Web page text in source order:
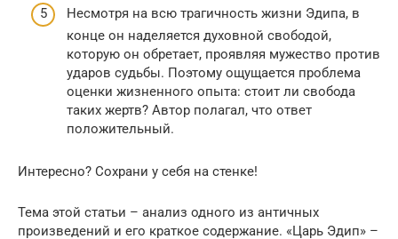
Несмотря на всю трагичность жизни Эдипа, в
конце он наделяется духовной свободой,
которую он обретает, проявляя мужество против
ударов судьбы. Поэтому ощущается проблема
оценки жизненного опыта: стоит ли свобода
таких жертв? Автор полагал, что ответ
положительный.
Интересно? Сохрани у себя на стенке!
Тема этой статьи – анализ одного из античных
произведений и его краткое содержание. «Царь Эдип» –